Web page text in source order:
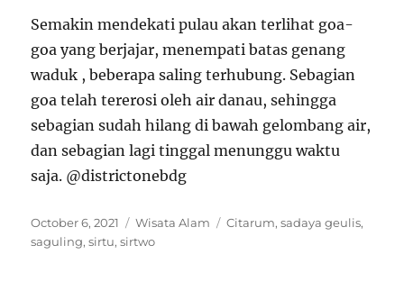
Semakin mendekati pulau akan terlihat goa-
goa yang berjajar, menempati batas genang
waduk , beberapa saling terhubung. Sebagian
goa telah tererosi oleh air danau, sehingga
sebagian sudah hilang di bawah gelombang air,
dan sebagian lagi tinggal menunggu waktu
saja. @districtonebdg
Posted
on
October 6, 2021 Categories
Wisata Alam Tags
Citarum,sadaya geulis,
saguling,sirtu,sirtwo